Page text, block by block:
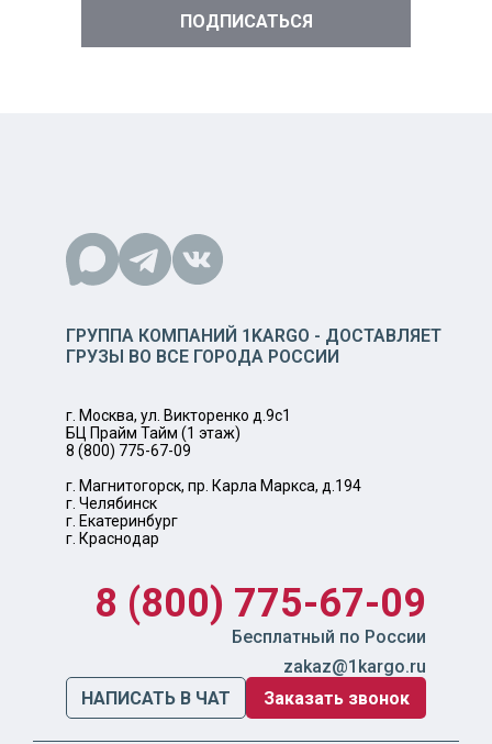
ГРУППА КОМПАНИЙ 1KARGO - ДОСТАВЛЯЕТ
ГРУЗЫ ВО ВСЕ ГОРОДА РОССИИ
г. Москва, ул. Викторенко д.9с1
БЦ Прайм Тайм (1 этаж)
8 (800) 775-67-09
г. Магнитогорск, пр. Карла Маркса, д.194
г. Челябинск
г. Екатеринбург
г. Краснодар
8 (800) 775-67-09
Бесплатный по России
zakaz@1kargo.ru
НАПИСАТЬ В ЧАТ
Заказать звонок